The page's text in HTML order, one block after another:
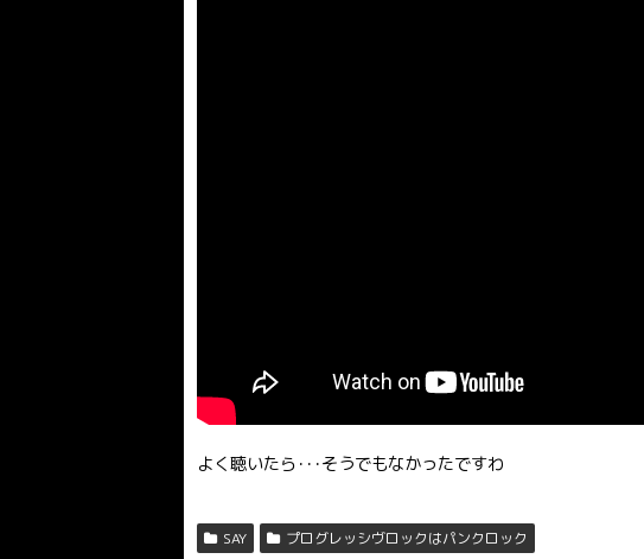
よく聴いたら･･･そうでもなかったですわ
SAY プログレッシヴロックはパンクロック